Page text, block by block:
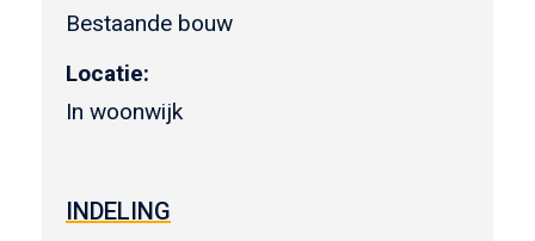
Bestaande bouw
Locatie:
In woonwijk
INDELING